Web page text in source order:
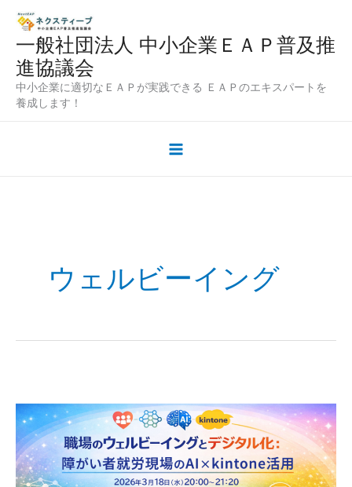
一般社団法人 中小企業ＥＡＰ普及推
進協議会
中小企業に適切なＥＡＰが実践できる ＥＡＰのエキスパートを
養成します！
ウェルビーイング
18
日
（水）
20:00（Zoom